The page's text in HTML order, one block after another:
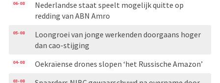
06-08
Nederlandse staat speelt mogelijk quitte op
redding van ABN Amro
05-08
Loongroei van jonge werkenden doorgaans hoger
dan cao-stijging
04-08 Oekraïense drones slopen ‘het Russische Amazon’
03-08